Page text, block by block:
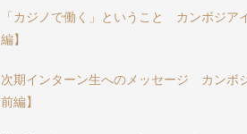
「カジノで働く」ということ カンボジア
編】
次期インターン生へのメッセージ カンボ
前編】